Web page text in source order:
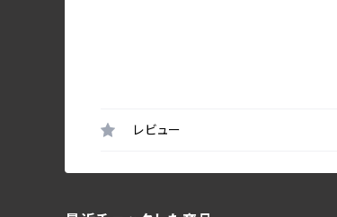
レビュー